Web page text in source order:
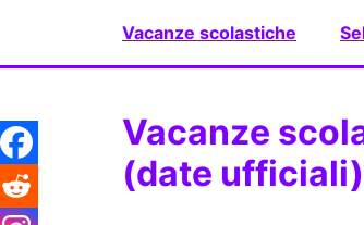
contenuto
Vacanze scolastiche
Vacanze
(date ufficiali)